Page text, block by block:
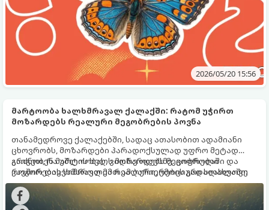
2026/05/20 15:56
მარტოობა ხალხმრავალ ქალაქში: რატომ უჭირთ
მოზარდებს რეალური მეგობრების პოვნა
თანამედროვე ქალაქებში, სადაც ათასობით ადამიანი
ცხოვრობს, მოზარდები პარადოქსულად უფრო მეტად
გრძნობენ მარტოობას, ვიდრე ოდესმე. ციფრული
კავშირების სიმრავლემ რეალური, ემოციური სიახლოვე
ჩაანაცვლა.
გაიგეთ, რა უშლის ხელს მოზარდებს მეგობრობაში და
როგორ დავეხმაროთ მათ ამ ბარიერების გადალახვაში: